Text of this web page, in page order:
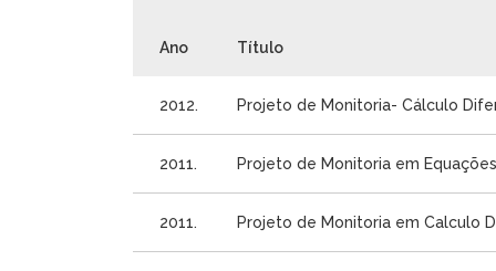
Ano Título
2012. Projeto de Monitoria- Cálculo
2011. Projeto de Monitoria em
2011. Projeto de Monitoria em Calculo